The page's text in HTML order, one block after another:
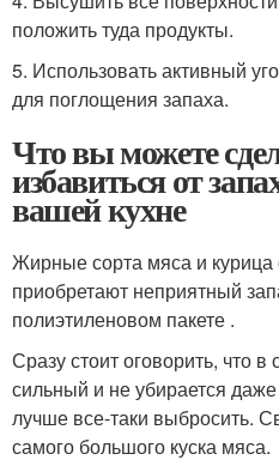
положить туда продукты.
5. Использовать активный
для поглощения запаха.
Что вы можете
избавиться от
вашей кухне
Жирные сорта мяса и
приобретают неприятный
полиэтиленовом пакете .
Сразу стоит оговорить, что в
сильный и не убирается
лучше все-таки выбросить.
самого большого куска мяса.